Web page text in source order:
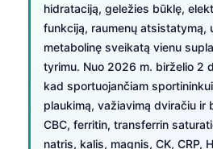
hidrataciją, geležies būklę,
funkciją, raumenų atsistatymą,
metabolinę sveikatą vienu
tyrimu. Nuo 2026 m. birželio 2
kad sportuojančiam
plaukimą, važiavimą dviračiu ir
CBC, ferritin, transferrin
natris, kalis, magnis, CK, CRP,